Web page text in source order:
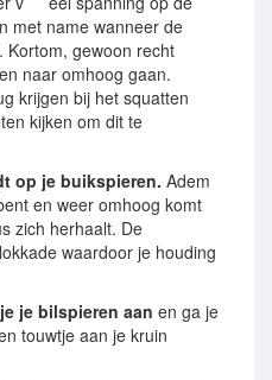
met name wanneer de
Kortom, gewoon recht
naar omhoog gaan.
krijgen bij het squatten
kijken om dit te
op je buikspieren. Adem
en weer omhoog komt
zich herhaalt. De
waardoor je houding
je bilspieren aan en ga je
touwtje aan je kruin